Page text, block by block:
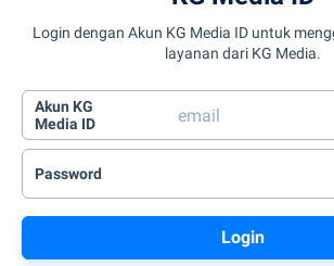
Login dengan Akun KG Media ID untuk
layanan dari KG Media.
Akun KG
Media ID
Password